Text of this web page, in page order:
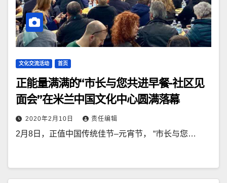
文化交流活动 首页
正能量满满的“市长与您共进早餐-社区见
面会”在米兰中国文化中心圆满落幕
2020年2月10日 责任编辑
2月8日，正值中国传统佳节–元宵节， “市长与您…